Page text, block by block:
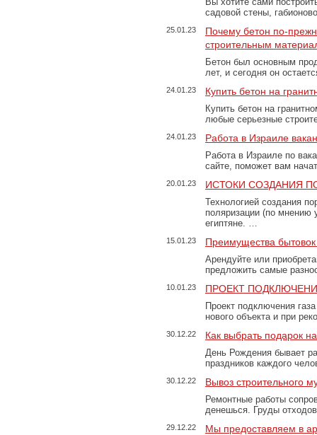
садовой стены,
25.01.23
Почему бетон по-
строительным
Бетон был основным
лет, и сегодня он
24.01.23 Купить бетон на
Купить бетон на
любые серьезные
24.01.23 Работа в Израиле
Работа в Израиле по
сайте, поможет вам
20.01.23 ИСТОКИ СОЗДАНИЯ
Технологией создания
поляризации (по
египтяне. …
15.01.23 Преимущества
Арендуйте или
предложить самые
10.01.23 ПРОЕКТ
Проект подключения
нового объекта и при
30.12.22 Как выбрать подарок
День Рождения бывает
праздников каждого
30.12.22 Вывоз строительного
Ремонтные работы
денешься. Груды
29.12.22
Мы предоставляем в